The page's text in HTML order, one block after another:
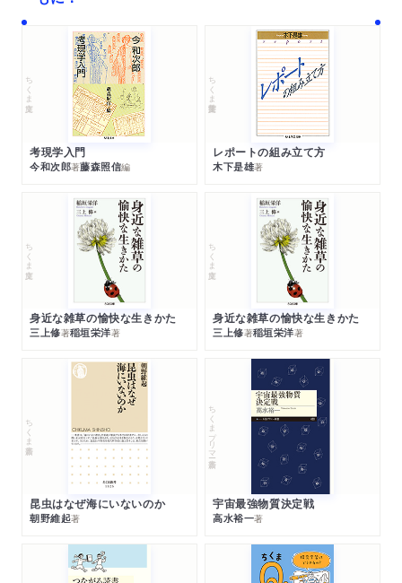
ちくま文庫
考現学入門
今和次郎著藤森照信編
ちくま学芸文庫
レポートの組み立て方
木下是雄著
ちくま文庫
身近な雑草の愉快な生きかた
三上修著稲垣栄洋著
ちくま文庫
身近な雑草の愉快な生きかた
三上修著稲垣栄洋著
ちくま新書
昆虫はなぜ海にいないのか
朝野維起著
ちくまプリマー新書
宇宙最強物質決定戦
高水裕一著